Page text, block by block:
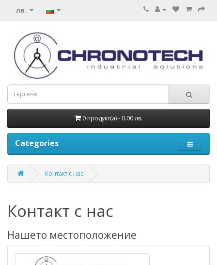
лв.
0 продукт(а) - 0.00 лв.
Categories
Контакт с нас
Контакт с нас
Нашето местоположение